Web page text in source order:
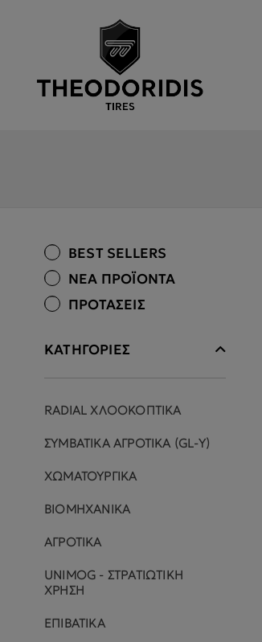
BEST SELLERS
ΝΕΑ ΠΡΟΪΟΝΤΑ
ΠΡΟΤΑΣΕΙΣ
ΚΑΤΗΓΟΡΙΕΣ
RADIAL ΧΛΟΟΚΟΠΤΙΚΑ
ΣΥΜΒΑΤΙΚΑ ΑΓΡΟΤΙΚΑ (GL-Y)
ΧΩΜΑΤΟΥΡΓΙΚΑ
ΒΙΟΜΗΧΑΝΙΚΑ
ΑΓΡΟΤΙΚΑ
UNIMOG - ΣΤΡΑΤΙΩΤΙΚΗ
ΧΡΗΣΗ
ΕΠΙΒΑΤΙΚΑ